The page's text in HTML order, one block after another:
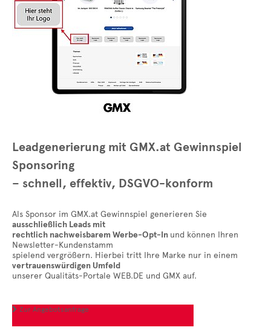
Leadgenerierung mit GMX.at Gewinnspiel
Sponsoring
– schnell, effektiv, DSGVO-konform
Als Sponsor im GMX.at Gewinnspiel generieren Sie
ausschließlich Leads mit
rechtlich nachweisbarem Werbe-Opt-In und können Ihren
Newsletter-Kundenstamm
spielend vergrößern. Hierbei tritt Ihre Marke nur in einem
vertrauenswürdigen Umfeld
unserer Qualitäts-Portale WEB.DE und GMX auf.
 Zur Angebotsanfrage